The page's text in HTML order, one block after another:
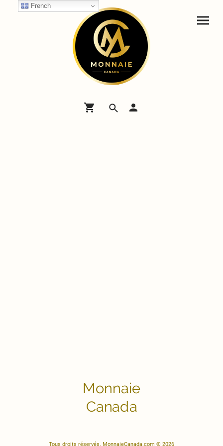
Monnaie
Canada
Tous droits réservés. MonnaieCanada.com © 2026
French